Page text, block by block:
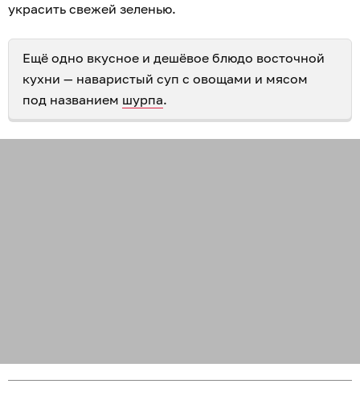
украсить свежей зеленью.
Ещё одно вкусное и дешёвое блюдо восточной
кухни — наваристый суп с овощами и мясом
под названием шурпа.